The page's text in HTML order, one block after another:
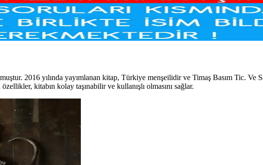
Dekoratif Çözüm
güvenli ve konforlu malzemeleriyle çocukların rahatını sağlar.
2016 yılında yayımlanan kitap, Türkiye menşeilidir ve Timaş Basım Tic. Ve
kitabın kolay taşınabilir ve kullanışlı olmasını sağlar.